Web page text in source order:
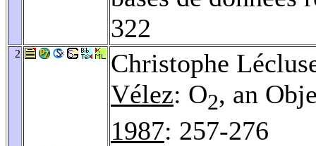
322
2
Christophe
Vélez: O2, an
1987: 257-276